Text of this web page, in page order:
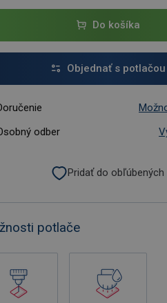
Do košíka
Objednať s potlačou
odber
Pridať do obľúbených
potlače